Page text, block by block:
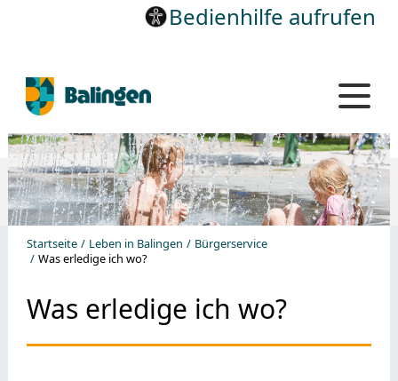
Bedienhilfe aufrufen
Startseite Leben in Balingen
Bürgerservice
Was erledige ich wo?
Was erledige ich wo?